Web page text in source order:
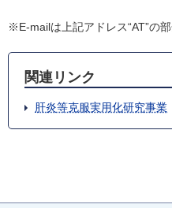
※E-mailは上記アドレス“AT”の
関連リンク
肝炎等克服実用化研究事業